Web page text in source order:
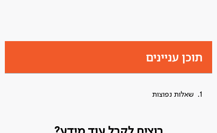
תוכן עניינים
שאלות נפוצות